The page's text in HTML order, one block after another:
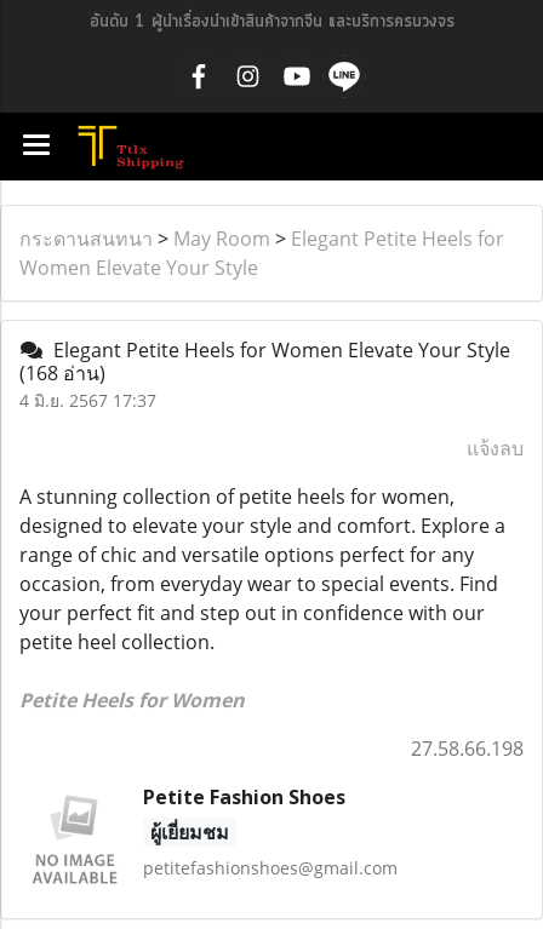
อันดับ 1 ผู้นำเรื่องนำเข้าสินค้าจากจีน และบริการครบวงจร
กระดานสนทนา > May Room > Elegant Petite Heels for
Women Elevate Your Style
Elegant Petite Heels for Women Elevate Your Style
(168 อ่าน)
4 มิ.ย. 2567 17:37
แจ้งลบ
A stunning collection of petite heels for women,
designed to elevate your style and comfort. Explore a
range of chic and versatile options perfect for any
occasion, from everyday wear to special events. Find
your perfect fit and step out in confidence with our
petite heel collection.
Petite Heels for Women
27.58.66.198
Petite Fashion Shoes
ผู้เยี่ยมชม
petitefashionshoes@gmail.com